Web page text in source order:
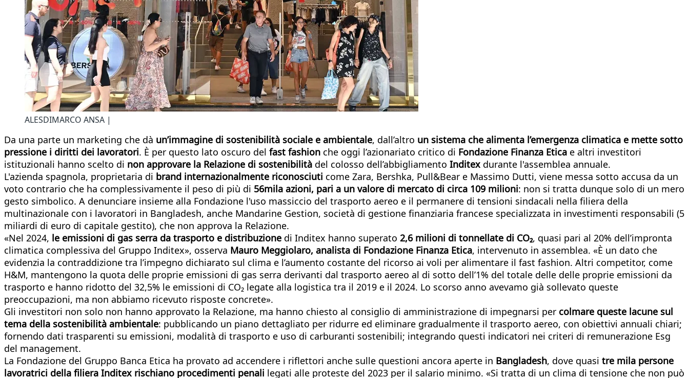
ALESDIMARCO ANSA |
Da una parte un marketing che dà un’immagine di sostenibilità sociale e ambientale, dall’altro un sistema che alimenta l’emergenza climatica e mette sotto
pressione i diritti dei lavoratori. È per questo lato oscuro del fast fashion che oggi l’azionariato critico di Fondazione Finanza Etica e altri investitori
istituzionali hanno scelto di non approvare la Relazione di sostenibilità del colosso dell’abbigliamento Inditex durante l'assemblea annuale.
L'azienda spagnola, proprietaria di brand internazionalmente riconosciuti come Zara, Bershka, Pull&Bear e Massimo Dutti, viene messa sotto accusa da un
voto contrario che ha complessivamente il peso di più di 56mila azioni, pari a un valore di mercato di circa 109 milioni: non si tratta dunque solo di un mero
gesto simbolico. A denunciare insieme alla Fondazione l'uso massiccio del trasporto aereo e il permanere di tensioni sindacali nella filiera della
multinazionale con i lavoratori in Bangladesh, anche Mandarine Gestion, società di gestione finanziaria francese specializzata in investimenti responsabili (5
miliardi di euro di capitale gestito), che non approva la Relazione.
«Nel 2024, le emissioni di gas serra da trasporto e distribuzione di Inditex hanno superato 2,6 milioni di tonnellate di CO₂, quasi pari al 20% dell’impronta
climatica complessiva del Gruppo Inditex», osserva Mauro Meggiolaro, analista di Fondazione Finanza Etica, intervenuto in assemblea. «È un dato che
evidenzia la contraddizione tra l’impegno dichiarato sul clima e l’aumento costante del ricorso ai voli per alimentare il fast fashion. Altri competitor, come
H&M, mantengono la quota delle proprie emissioni di gas serra derivanti dal trasporto aereo al di sotto dell’1% del totale delle delle proprie emissioni da
trasporto e hanno ridotto del 32,5% le emissioni di CO₂ legate alla logistica tra il 2019 e il 2024. Lo scorso anno avevamo già sollevato queste
preoccupazioni, ma non abbiamo ricevuto risposte concrete».
Gli investitori non solo non hanno approvato la Relazione, ma hanno chiesto al consiglio di amministrazione di impegnarsi per colmare queste lacune sul
tema della sostenibilità ambientale: pubblicando un piano dettagliato per ridurre ed eliminare gradualmente il trasporto aereo, con obiettivi annuali chiari;
fornendo dati trasparenti su emissioni, modalità di trasporto e uso di carburanti sostenibili; integrando questi indicatori nei criteri di remunerazione Esg
del management.
La Fondazione del Gruppo Banca Etica ha provato ad accendere i riflettori anche sulle questioni ancora aperte in Bangladesh, dove quasi tre mila persone
lavoratrici della filiera Inditex rischiano procedimenti penali legati alle proteste del 2023 per il salario minimo. «Si tratta di un clima di tensione che non può